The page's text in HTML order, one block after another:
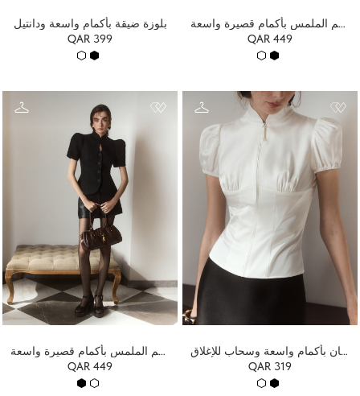
بلوزة ضيقة بأكمام واسعة ودانتيل
QAR 399
سترة من قماش محكم الملمس بأكمام قصيرة واسعة
QAR 449
سترة من قماش محكم الملمس بأكمام قصيرة واسعة
QAR 449
بلوزة من الساتان بأكمام واسعة وسحاب للإغلاق
QAR 319